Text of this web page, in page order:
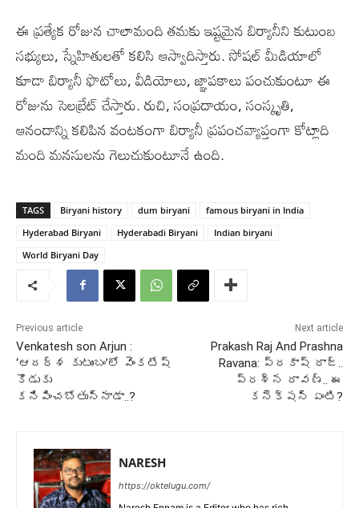
ఈ ప్రత్యేక రోజున చాలామంది తమకు ఇష్టమైన బిర్యానీని కుటుంబ
సభ్యులు, స్నేహితులతో కలిసి ఆస్వాదిస్తారు. సోషల్ మీడియాలో
కూడా బిర్యానీ ఫొటోలు, వీడియోలు, జ్ఞాపకాలు పంచుకుంటూ ఈ
రోజును సెలబ్రేట్ చేస్తారు. రుచి, సంప్రదాయం, సంస్కృతి,
ఆనందాన్ని కలిపిన వంటకంగా బిర్యానీ ప్రపంచవ్యాప్తంగా కోట్లాది
మంది మనసులను గెలుచుకుంటూనే ఉంది.
TAGS Biryani history dum biryani
famous biryani in India
Hyderabad Biryani
Hyderabadi Biryani
Indian biryani
World Biryani Day
Previous article
Venkatesh son Arjun :
‘ఆదర్శ కుటుంబం’లో వెంకటేష్
కొడుకు
కనిపించబోతున్నాడా..?
Next article
Prakash Raj And Prashna
Ravana: ప్రకాష్ రాజ్..
ప్రశ్న రావణ్.. ఈ
కనెక్షన్ ఏంటి?
NARESH
https://oktelugu.com/